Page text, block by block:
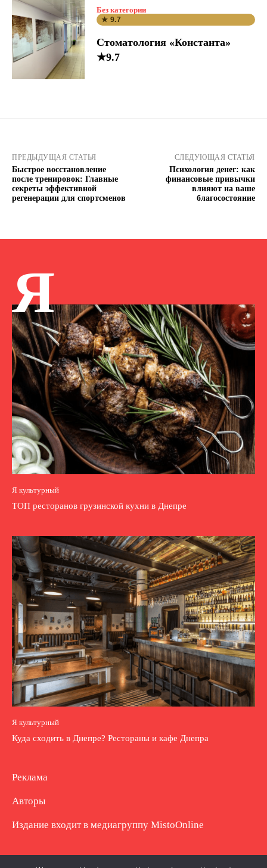
Без категории
★ 9.7
Стоматология «Константа»
★9.7
ПРЕДЫДУЩАЯ СТАТЬЯ
Быстрое восстановление
после тренировок: Главные
секреты эффективной
регенерации для спортсменов
СЛЕДУЮЩАЯ СТАТЬЯ
Психология денег: как
финансовые привычки
влияют на ваше
благосостояние
Я
Я культурный
ТОП ресторанов грузинской кухни в Днепре
Я культурный
Куда сходить в Днепре? Рестораны и кафе Днепра
Реклама
Авторы
Издание входит в медиагруппу MistoOnline